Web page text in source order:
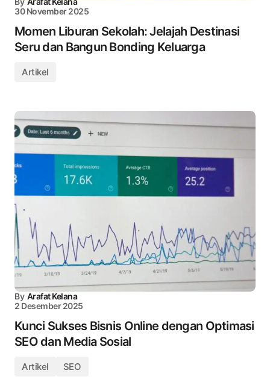
30 November 2025
Momen Liburan Sekolah: Jelajah Destinasi
Seru dan Bangun Bonding Keluarga
Artikel
By Arafat Kelana
2 Desember 2025
Kunci Sukses Bisnis Online dengan Optimasi
SEO dan Media Sosial
Artikel SEO